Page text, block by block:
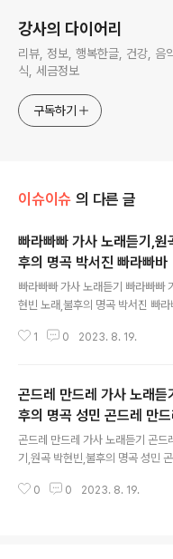
강사의 다이어리
리뷰, 정보, 행복한글, 건강, 음
식, 세금정보
구독하기
이슈이슈 의 다른 글
빠라빠빠 가사 노래듣기,원
후의 명곡 박서진 빠라빠바
빠라빠빠 가사 노래듣기 빠라빠빠
현빈 노래,불후의 명곡 박서진 빠라
미지의 꿈을 향해/끝까지 저어가야
길 다음에는 https://
5/cliplink/440419279 https://
nel/2653435/cliplink/
턱까지 숨이 차도 힘차게 달려가야
미지의 꿈을 향해 끝까지 완주해야
겨운 시련들이 버티고 서 있다 해..
1 0 2023. 8. 19.
곤드레 만드레 가사 노래듣
후의 명곡 성민 곤드레 만드
곤드레 만드레 가사 노래듣기 곤드
기,원곡 박현빈,불후의 명곡 성민
곤드레만드레 나는 지쳐버렸어 나
0 0 2023. 8. 19.